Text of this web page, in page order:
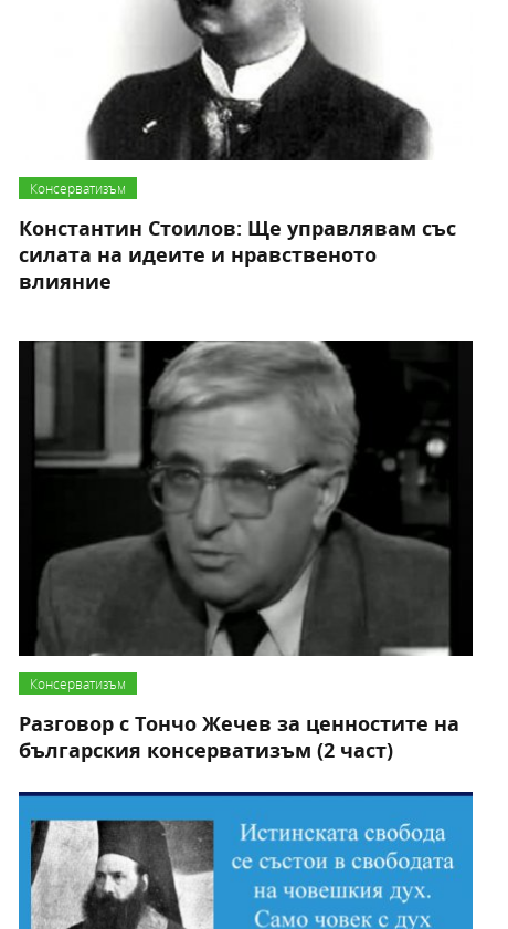
Консерватизъм
Константин Стоилов: Ще управлявам със
силата на идеите и нравственото
влияние
Консерватизъм
Разговор с Тончо Жечев за ценностите на
българския консерватизъм (2 част)